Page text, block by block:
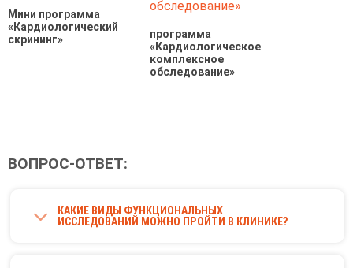
Мини программа
«Кардиологический
скрининг»
программа
«Кардиологическое
комплексное
обследование»
ВОПРОС-ОТВЕТ:
КАКИЕ ВИДЫ ФУНКЦИОНАЛЬНЫХ
ИССЛЕДОВАНИЙ МОЖНО ПРОЙТИ В КЛИНИКЕ?